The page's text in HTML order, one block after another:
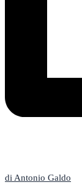
di Antonio Galdo